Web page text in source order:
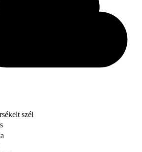
szél